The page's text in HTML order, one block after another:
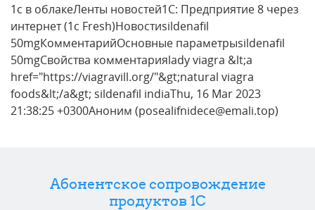
1с в облакеЛенты новостей1С: Предприятие 8 через
интернет (1c Fresh)Новостиsildenafil
50mgКомментарийОсновные параметрыsildenafil
50mgСвойства комментарияlady viagra &lt;a
href="https://viagravill.org/"&gt;natural viagra
foods&lt;/a&gt; sildenafil indiaThu, 16 Mar 2023
21:38:25 +0300Аноним (posealifnidece@emali.top)
Абонентское сопровождение
продуктов 1C